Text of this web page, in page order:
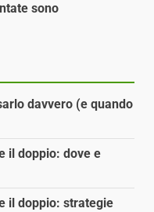
sono
davvero (e quando
il doppio: dove e
il doppio: strategie